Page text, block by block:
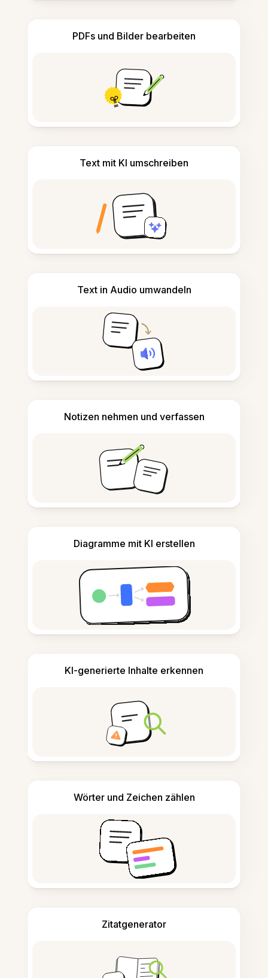
PDFs und Bilder bearbeiten
Text mit KI umschreiben
Text in Audio umwandeln
Notizen nehmen und verfassen
Diagramme mit KI erstellen
KI-generierte Inhalte erkennen
Wörter und Zeichen zählen
Zitatgenerator